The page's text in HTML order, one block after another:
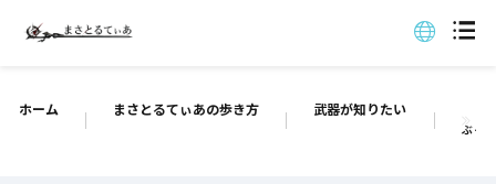
ホーム まさとるてぃあの歩き方 武器が知りたい
ぶっ